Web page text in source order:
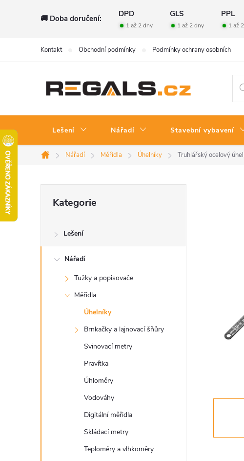
🚚 Doba doručení: DPD GLS PPL
1 až 2 dny 1 až 2 dny 1 až
Kontakt Obchodní podmínky Podmínky ochrany osobních údajů
Lešení Nářadí Stavební vybavení
Domů
Nářadí Měřidla Úhelníky Truhlářský ocelový
s
kategorie
Kategorie
Lešení
Nářadí
Tužky a popisovače
Měřidla
Úhelníky
Brnkačky a lajnovací šňůry
Svinovací metry
Pravítka
Úhloměry
Vodováhy
Digitální měřidla
Skládací metry
Teploměry a vlhkoměry